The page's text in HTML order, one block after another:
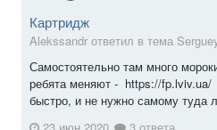
Картридж
Alekssandr ответил в тема
Самостоятельно там много
ребята меняют - https://
быстро, и не нужно самому туда
23 июн 2020
3 ответа